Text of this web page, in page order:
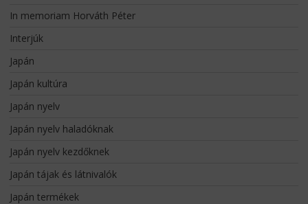
In memoriam Horváth Péter
Interjúk
Japán
Japán kultúra
Japán nyelv
Japán nyelv haladóknak
Japán nyelv kezdőknek
Japán tájak és látnivalók
Japán termékek